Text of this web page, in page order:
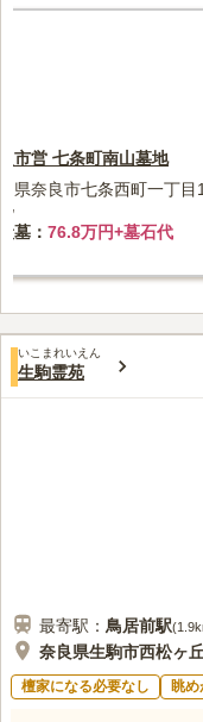
花やろうそく、お供え物を
りは住宅街なので、静か
り、のどかな雰囲気で気
市営 七条町南山墓地
県奈良市七条西町一丁目
墓
76.8万円+墓石代
いこまれいえん
生駒霊苑
最寄駅： 鳥居前駅(
奈良県生駒市西松ヶ
檀家になる必要なし 眺